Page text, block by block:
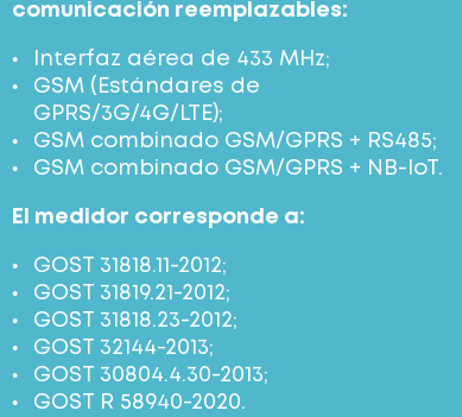
comunicación reemplazables:
Interfaz aérea de 433 MHz;
GSM (Estándares de
GPRS/3G/4G/LTE);
GSM combinado GSM/GPRS + RS485;
GSM combinado GSM/GPRS + NB-IoT.
El medidor corresponde a:
GOST 31818.11-2012;
GOST 31819.21-2012;
GOST 31818.23-2012;
GOST 32144-2013;
GOST 30804.4.30-2013;
GOST R 58940-2020.